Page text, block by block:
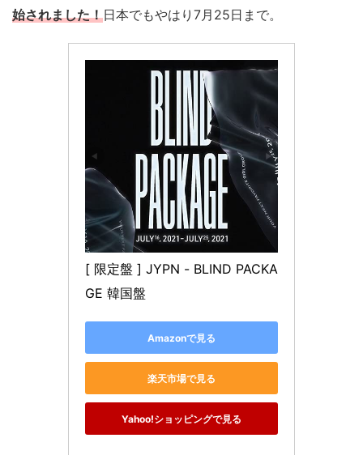
始されました！日本でもやはり7月25日まで。
[ 限定盤 ] JYPN - BLIND PACKA
GE 韓国盤
Amazonで見る
楽天市場で見る
Yahoo!ショッピングで見る